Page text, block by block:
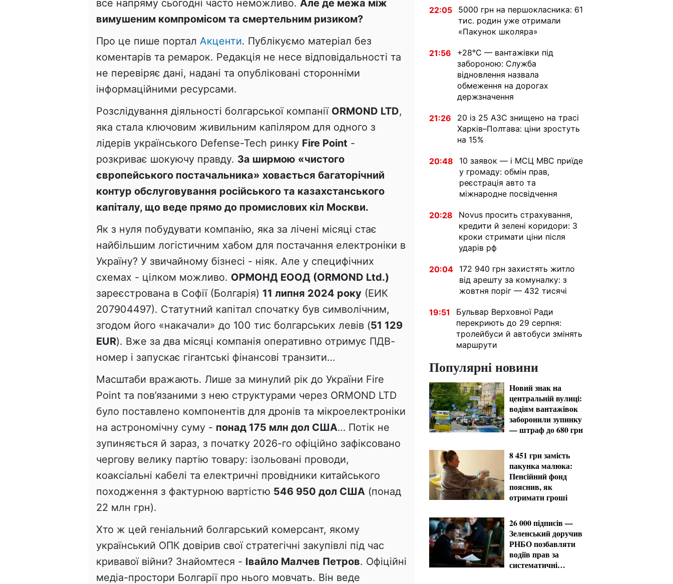
все напряму сьогодні часто неможливо. Але де межа між
вимушеним компромісом та смертельним ризиком?
Про це пише портал Акценти. Публікуємо матеріал без
коментарів та ремарок. Редакція не несе відповідальності та
не перевіряє дані, надані та опубліковані сторонніми
інформаційними ресурсами.
Розслідування діяльності болгарської компанії ORMOND LTD,
яка стала ключовим живильним капіляром для одного з
лідерів українського Defense-Tech ринку Fire Point -
розкриває шокуючу правду. За ширмою «чистого
європейського постачальника» ховається багаторічний
контур обслуговування російського та казахстанського
капіталу, що веде прямо до промислових кіл Москви.
Як з нуля побудувати компанію, яка за лічені місяці стає
найбільшим логістичним хабом для постачання електроніки в
Україну? У звичайному бізнесі - ніяк. Але у специфічних
схемах - цілком можливо. ОРМОНД ЕООД (ORMOND Ltd.)
зареєстрована в Софії (Болгарія) 11 липня 2024 року (ЕИК
207904497). Статутний капітал спочатку був символічним,
згодом його «накачали» до 100 тис болгарських левів (51 129
EUR). Вже за два місяці компанія оперативно отримує ПДВ-
номер і запускає гігантські фінансові транзити…
Масштаби вражають. Лише за минулий рік до України Fire
Point та пов’язаними з нею структурами через ORMOND LTD
було поставлено компонентів для дронів та мікроелектроніки
на астрономічну суму - понад 175 млн дол США… Потік не
зупиняється й зараз, з початку 2026-го офіційно зафіксовано
чергову велику партію товару: ізольовані проводи,
коаксіальні кабелі та електричні провідники китайського
походження з фактурною вартістю 546 950 дол США (понад
22 млн грн).
Хто ж цей геніальний болгарський комерсант, якому
український ОПК довірив свої стратегічні закупівлі під час
кривавої війни? Знайомтеся - Івайло Малчев Петров. Офіційні
медіа-простори Болгарії про нього мовчать. Він веде
22:05
5000 грн на першокласника: 61
тис. родин уже отримали
«Пакунок школяра»
21:56
+28°C — вантажівки під
забороною: Служба
відновлення назвала
обмеження на дорогах
держзначення
21:26
20 із 25 АЗС знищено на трасі
Харків–Полтава: ціни зростуть
на 15%
20:48
10 заявок — і МСЦ МВС приїде
у громаду: обмін прав,
реєстрація авто та
міжнародне посвідчення
20:28
Novus просить страхування,
кредити й зелені коридори: 3
кроки стримати ціни після
ударів рф
20:04
172 940 грн захистять житло
від арешту за комуналку: з
жовтня поріг — 432 тисячі
19:51
Бульвар Верховної Ради
перекриють до 29 серпня:
тролейбуси й автобуси змінять
маршрути
Популярні новини
Новий знак на
центральній вулиці:
водіям вантажівок
заборонили зупинку
— штраф до 680 грн
8 451 грн замість
пакунка малюка:
Пенсійний фонд
пояснив, як
отримати гроші
26 000 підписів —
Зеленський доручив
РНБО позбавляти
водіїв прав за
систематичні